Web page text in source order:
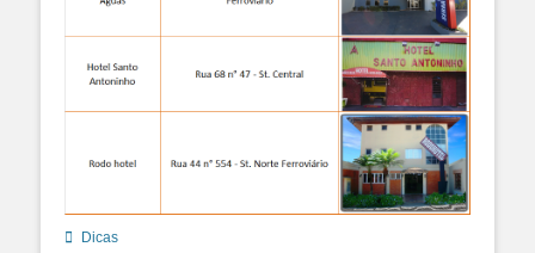
Categorias:
Dicas